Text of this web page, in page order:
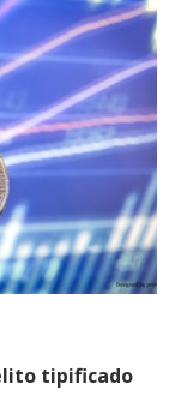
tipificado